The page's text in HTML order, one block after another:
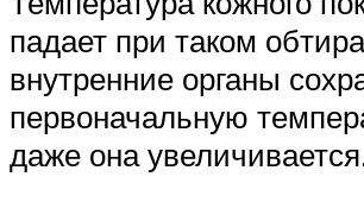
падает при таком
внутренние органы
первоначальную
даже она